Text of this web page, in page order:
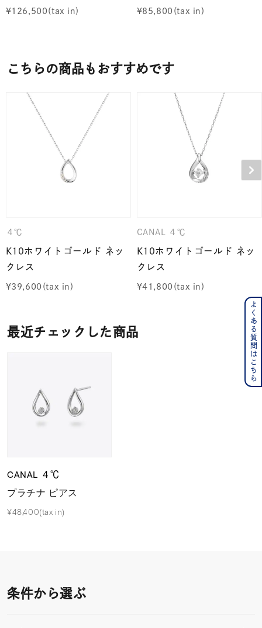
¥126,500 ¥85,800
こちらの商品もおすすめです
４℃
K10ホワイトゴールド ネッ
クレス
¥39,600
CANAL ４℃
K10ホワイトゴールド ネッ
クレス
¥41,800
最近チェックした商品
CANAL ４℃
プラチナ ピアス
¥48,400(tax in)
条件から選ぶ
よくある質問はこちら